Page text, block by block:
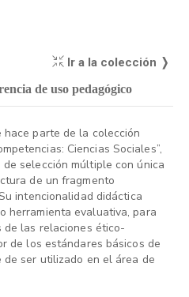
Ir a la colección ❭
de uso pedagógico
parte de la colección
Ciencias Sociales”,
selección múltiple con única
de un fragmento
intencionalidad didáctica
herramienta evaluativa, para
las relaciones ético-
de los estándares básicos de
de ser utilizado en el área de